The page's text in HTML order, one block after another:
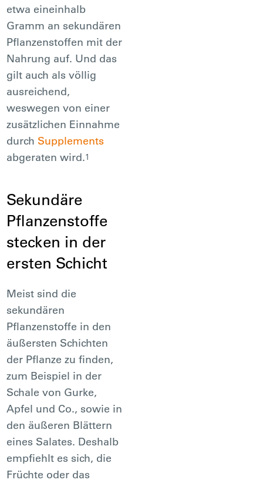
etwa eineinhalb
Gramm an sekundären
Pflanzenstoffen mit der
Nahrung auf. Und das
gilt auch als völlig
ausreichend,
weswegen von einer
zusätzlichen Einnahme
durch Supplements
abgeraten wird.1
Sekundäre
Pflanzenstoffe
stecken in der
ersten Schicht
Meist sind die
sekundären
Pflanzenstoffe in den
äußersten Schichten
der Pflanze zu finden,
zum Beispiel in der
Schale von Gurke,
Apfel und Co., sowie in
den äußeren Blättern
eines Salates. Deshalb
empfiehlt es sich, die
Früchte oder das